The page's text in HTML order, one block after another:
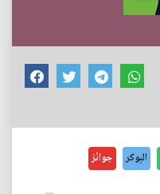
البوكر جوائز